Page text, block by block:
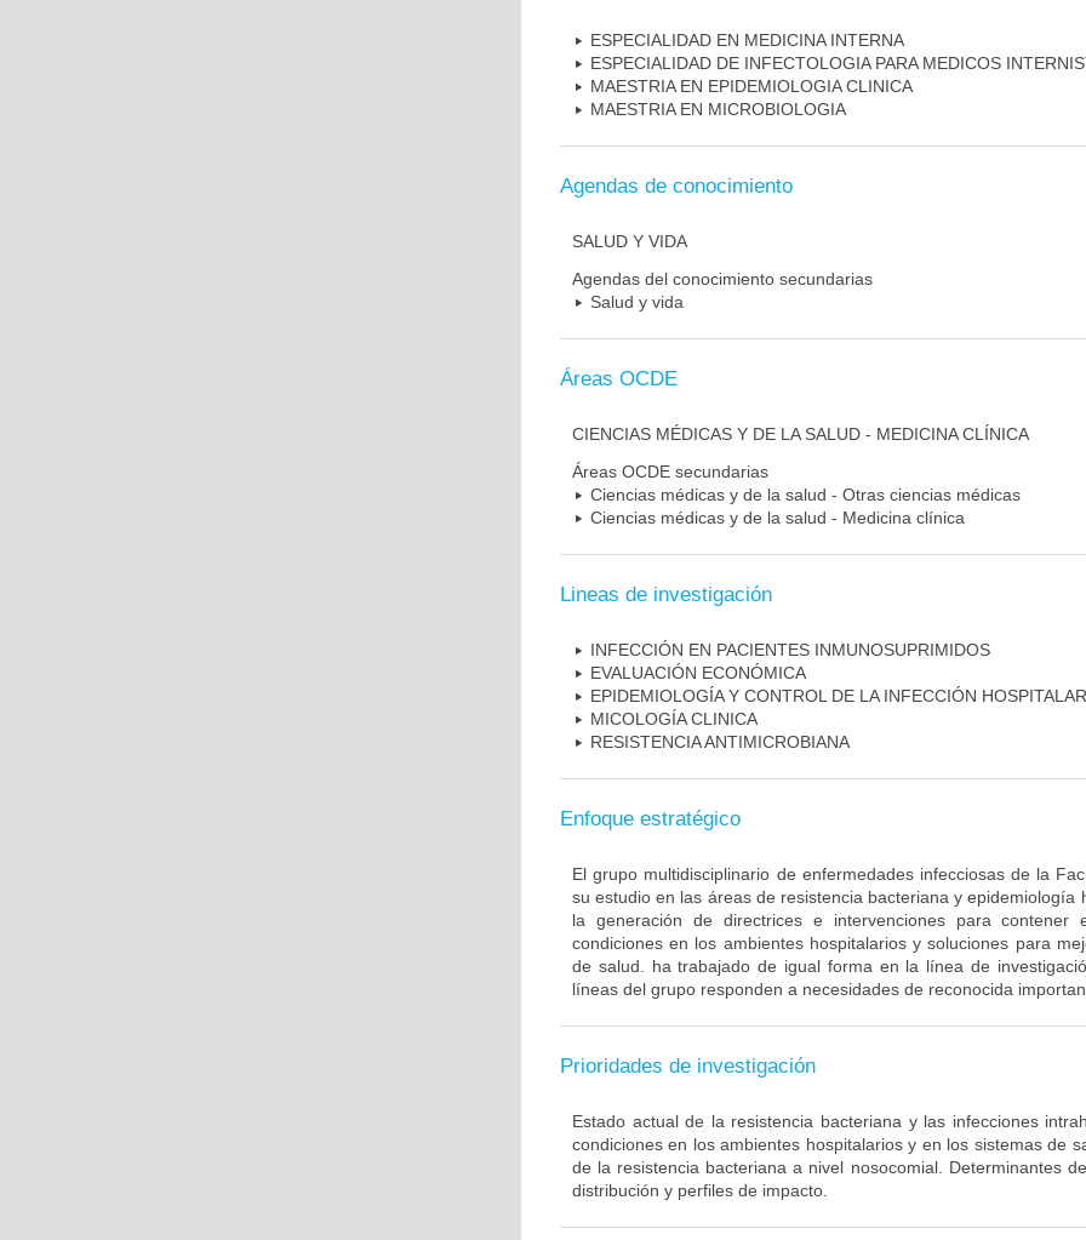
ESPECIALIDAD EN MEDICINA INTERNA
ESPECIALIDAD DE INFECTOLOGIA PARA MEDICOS
MAESTRIA EN EPIDEMIOLOGIA CLINICA
MAESTRIA EN MICROBIOLOGIA
Agendas de conocimiento
SALUD Y VIDA
Agendas del conocimiento secundarias
Salud y vida
Áreas OCDE
CIENCIAS MÉDICAS Y DE LA SALUD - MEDICINA CLÍNICA
Áreas OCDE secundarias
Ciencias médicas y de la salud - Otras ciencias médicas
Ciencias médicas y de la salud - Medicina clínica
Lineas de investigación
INFECCIÓN EN PACIENTES INMUNOSUPRIMIDOS
EVALUACIÓN ECONÓMICA
EPIDEMIOLOGÍA Y CONTROL DE LA INFECCIÓN
MICOLOGÍA CLINICA
RESISTENCIA ANTIMICROBIANA
Enfoque estratégico
El grupo multidisciplinario de enfermedades infecciosas de la
su estudio en las áreas de resistencia bacteriana y epidemiología
la generación de directrices e intervenciones para contener
condiciones en los ambientes hospitalarios y soluciones para
de salud. ha trabajado de igual forma en la línea de
líneas del grupo responden a necesidades de reconocida
Prioridades de investigación
Estado actual de la resistencia bacteriana y las infecciones
condiciones en los ambientes hospitalarios y en los sistemas de
de la resistencia bacteriana a nivel nosocomial. Determinantes
distribución y perfiles de impacto.